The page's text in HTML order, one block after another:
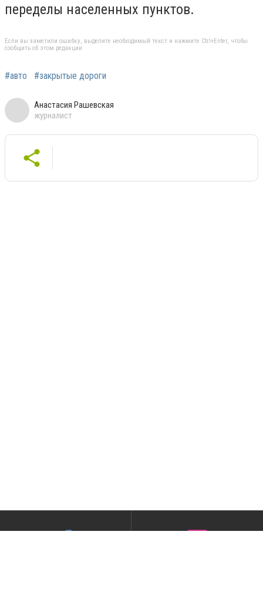
переделы населенных пунктов.
Если вы заметили ошибку, выделите необходимый текст и нажмите Ctrl+Enter, чтобы
сообщить об этом редакции
#авто #закрытые дороги
Анастасия Рашевская
журналист